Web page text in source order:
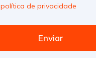
política de privacidade
Enviar